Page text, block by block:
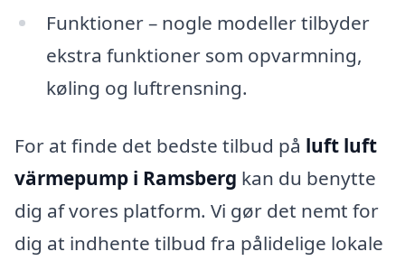
Funktioner – nogle modeller tilbyder
ekstra funktioner som opvarmning,
køling og luftrensning.
For at finde det bedste tilbud på luft luft
värmepump i Ramsberg kan du benytte
dig af vores platform. Vi gør det nemt for
dig at indhente tilbud fra pålidelige lokale